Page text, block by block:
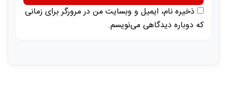
ذخیره نام، ایمیل و وبسایت من در مرورگر برای زمانی
که دوباره دیدگاهی می‌نویسم.